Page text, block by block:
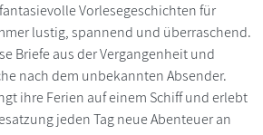
Vorlesegeschichten für
lustig, spannend und überraschend.
Briefe aus der Vergangenheit und
nach dem unbekannten Absender.
ihre Ferien auf einem Schiff und erlebt
jeden Tag neue Abenteuer an